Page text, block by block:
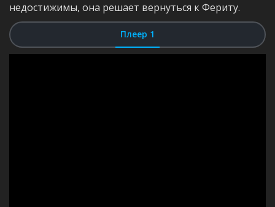
недостижимы, она решает вернуться к Фериту.
Плеер 1